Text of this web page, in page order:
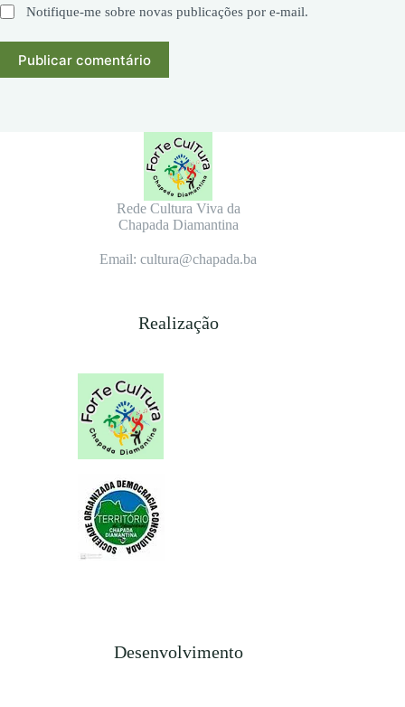
Notifique-me sobre novas publicações por e-mail.
Publicar comentário
Rede Cultura Viva da
Chapada Diamantina
Email: cultura@chapada.ba
Realização
Desenvolvimento